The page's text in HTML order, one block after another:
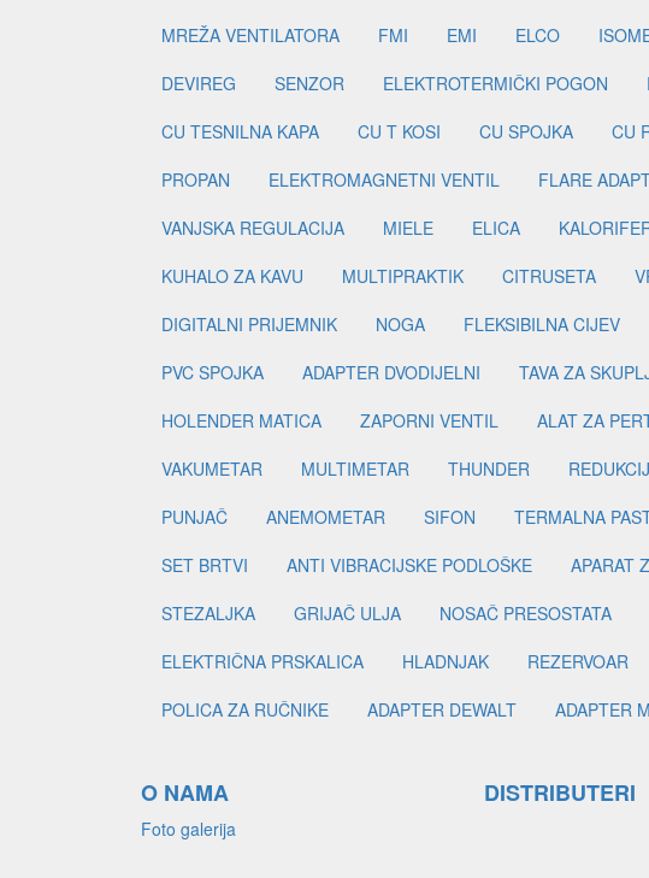
MREŽA VENTILATORA
FMI EMI ELCO
DEVIREG
SENZOR ELEKTROTERMIČKI POGON
CU TESNILNA KAPA
CU T KOSI CU SPOJKA CU
PROPAN
ELEKTROMAGNETNI VENTIL FLARE
VANJSKA REGULACIJA
MIELE ELICA
KUHALO ZA KAVU
MULTIPRAKTIK CITRUSETA
DIGITALNI PRIJEMNIK
NOGA FLEKSIBILNA CIJEV
PVC SPOJKA
ADAPTER DVODIJELNI TAVA ZA
HOLENDER MATICA
ZAPORNI VENTIL ALAT ZA
VAKUMETAR
MULTIMETAR THUNDER
PUNJAČ
ANEMOMETAR SIFON TERMALNA
SET BRTVI
ANTI VIBRACIJSKE PODLOŠKE APARAT
STEZALJKA
GRIJAČ ULJA NOSAČ PRESOSTATA
ELEKTRIČNA PRSKALICA
HLADNJAK REZERVOAR
POLICA ZA RUČNIKE
ADAPTER DEWALT ADAPTER
O NAMA
Foto galerija
DISTRIBUTERI